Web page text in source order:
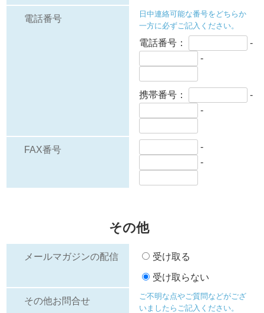
電話番号
日中連絡可能な番号をどちらか
一方に必ずご記入ください。
電話番号：
-
-
携帯番号：
-
-
FAX番号
-
-
その他
メールマガジンの配信 受け取る
受け取らない
その他お問合せ
ご不明な点やご質問などがござ
いましたらご記入ください。